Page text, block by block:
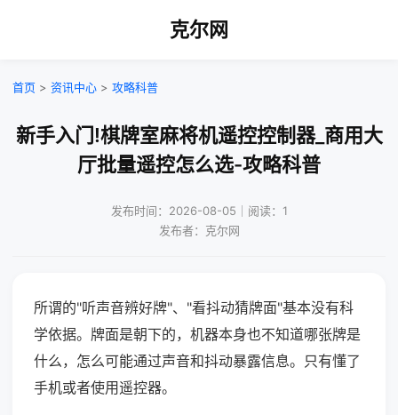
克尔网
首页 > 资讯中心 > 攻略科普
新手入门!棋牌室麻将机遥控控制器_商用大
厅批量遥控怎么选-攻略科普
发布时间：2026-08-05｜阅读：1
发布者：克尔网
所谓的"听声音辨好牌"、"看抖动猜牌面"基本没有科
学依据。牌面是朝下的，机器本身也不知道哪张牌是
什么，怎么可能通过声音和抖动暴露信息。只有懂了
手机或者使用遥控器。